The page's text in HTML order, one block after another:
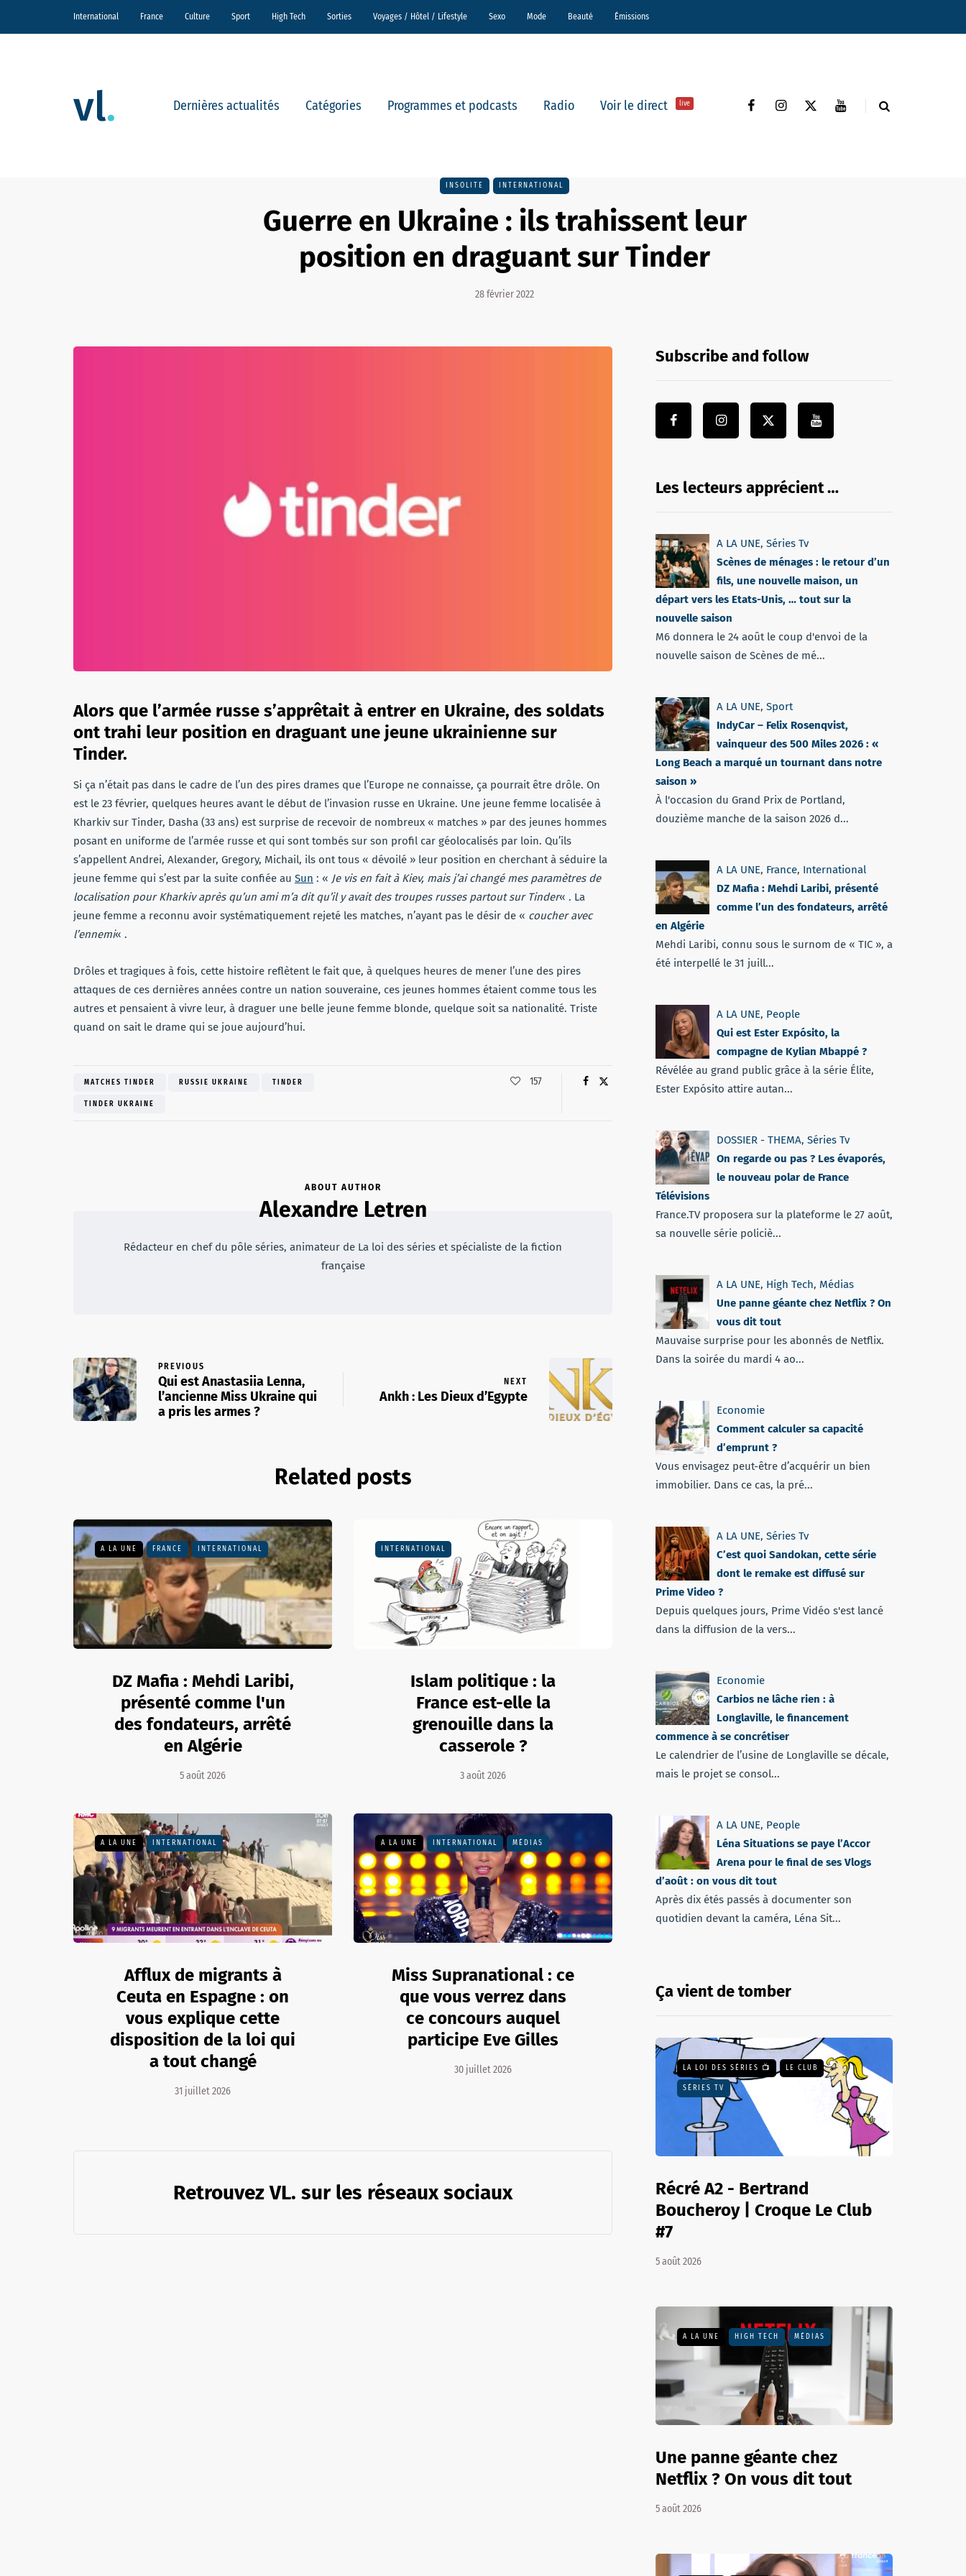
International France Culture Sport High Tech Sorties Voyages / Hôtel / Lifestyle Sexo Mode Beauté Émissions
Dernières actualités Catégories Programmes et podcasts Radio Voir le direct live
INSOLITE INTERNATIONAL
Guerre en Ukraine : ils trahissent leur
position en draguant sur Tinder
28 février 2022
Alors que l’armée russe s’apprêtait à entrer en Ukraine, des soldats
ont trahi leur position en draguant une jeune ukrainienne sur
Tinder.
Si ça n’était pas dans le cadre de l’un des pires drames que l’Europe ne connaisse, ça pourrait être drôle. On
est le 23 février, quelques heures avant le début de l’invasion russe en Ukraine. Une jeune femme localisée à
Kharkiv sur Tinder, Dasha (33 ans) est surprise de recevoir de nombreux « matches » par des jeunes hommes
posant en uniforme de l’armée russe et qui sont tombés sur son profil car géolocalisés par loin. Qu’ils
s’appellent Andrei, Alexander, Gregory, Michail, ils ont tous « dévoilé » leur position en cherchant à séduire la
jeune femme qui s’est par la suite confiée au Sun : « Je vis en fait à Kiev, mais j’ai changé mes paramètres de
localisation pour Kharkiv après qu’un ami m’a dit qu’il y avait des troupes russes partout sur Tinder« . La
jeune femme a reconnu avoir systématiquement rejeté les matches, n’ayant pas le désir de « coucher avec
l’ennemi« .
Drôles et tragiques à fois, cette histoire reflètent le fait que, à quelques heures de mener l’une des pires
attaques de ces dernières années contre un nation souveraine, ces jeunes hommes étaient comme tous les
autres et pensaient à vivre leur, à draguer une belle jeune femme blonde, quelque soit sa nationalité. Triste
quand on sait le drame qui se joue aujourd’hui.
MATCHES TINDER RUSSIE UKRAINE TINDER
TINDER UKRAINE
157
ABOUT AUTHOR
Alexandre Letren
Rédacteur en chef du pôle séries, animateur de La loi des séries et spécialiste de la fiction
française
PREVIOUS
Qui est Anastasiia Lenna,
l’ancienne Miss Ukraine qui
a pris les armes ?
NEXT
Ankh : Les Dieux d’Egypte
Related posts
A LA UNE FRANCE INTERNATIONAL
DZ Mafia : Mehdi Laribi,
présenté comme l'un
des fondateurs, arrêté
en Algérie
5 août 2026
INTERNATIONAL
Islam politique : la
France est-elle la
grenouille dans la
casserole ?
3 août 2026
A LA UNE INTERNATIONAL
Afflux de migrants à
Ceuta en Espagne : on
vous explique cette
disposition de la loi qui
a tout changé
31 juillet 2026
A LA UNE INTERNATIONAL MÉDIAS
Miss Supranational : ce
que vous verrez dans
ce concours auquel
participe Eve Gilles
30 juillet 2026
Retrouvez VL. sur les réseaux sociaux
Subscribe and follow
Les lecteurs apprécient …
A LA UNE, Séries Tv
Scènes de ménages : le retour d’un
fils, une nouvelle maison, un
départ vers les Etats-Unis, … tout sur la
nouvelle saison
M6 donnera le 24 août le coup d'envoi de la
nouvelle saison de Scènes de mé...
A LA UNE, Sport
IndyCar – Felix Rosenqvist,
vainqueur des 500 Miles 2026 : «
Long Beach a marqué un tournant dans notre
saison »
À l'occasion du Grand Prix de Portland,
douzième manche de la saison 2026 d...
A LA UNE, France, International
DZ Mafia : Mehdi Laribi, présenté
comme l’un des fondateurs, arrêté
en Algérie
Mehdi Laribi, connu sous le surnom de « TIC », a
été interpellé le 31 juill...
A LA UNE, People
Qui est Ester Expósito, la
compagne de Kylian Mbappé ?
Révélée au grand public grâce à la série Élite,
Ester Expósito attire autan...
DOSSIER - THEMA, Séries Tv
On regarde ou pas ? Les évaporés,
le nouveau polar de France
Télévisions
France.TV proposera sur la plateforme le 27 août,
sa nouvelle série policiè...
A LA UNE, High Tech, Médias
Une panne géante chez Netflix ? On
vous dit tout
Mauvaise surprise pour les abonnés de Netflix.
Dans la soirée du mardi 4 ao...
Economie
Comment calculer sa capacité
d’emprunt ?
Vous envisagez peut-être d’acquérir un bien
immobilier. Dans ce cas, la pré...
A LA UNE, Séries Tv
C’est quoi Sandokan, cette série
dont le remake est diffusé sur
Prime Video ?
Depuis quelques jours, Prime Vidéo s'est lancé
dans la diffusion de la vers...
Economie
Carbios ne lâche rien : à
Longlaville, le financement
commence à se concrétiser
Le calendrier de l’usine de Longlaville se décale,
mais le projet se consol...
A LA UNE, People
Léna Situations se paye l’Accor
Arena pour le final de ses Vlogs
d’août : on vous dit tout
Après dix étés passés à documenter son
quotidien devant la caméra, Léna Sit...
Ça vient de tomber
LA LOI DES SÉRIES 📺 LE CLUB
SÉRIES TV
Récré A2 - Bertrand
Boucheroy | Croque Le Club
#7
5 août 2026
A LA UNE HIGH TECH MÉDIAS
Une panne géante chez
Netflix ? On vous dit tout
5 août 2026